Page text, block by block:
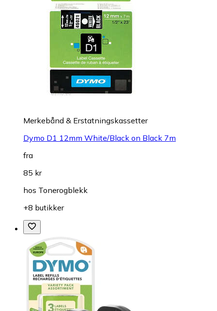
Merkebånd & Erstatningskassetter
Dymo D1 12mm White/Black on Black 7m
fra
85 kr
hos Tonerogblekk
+8 butikker